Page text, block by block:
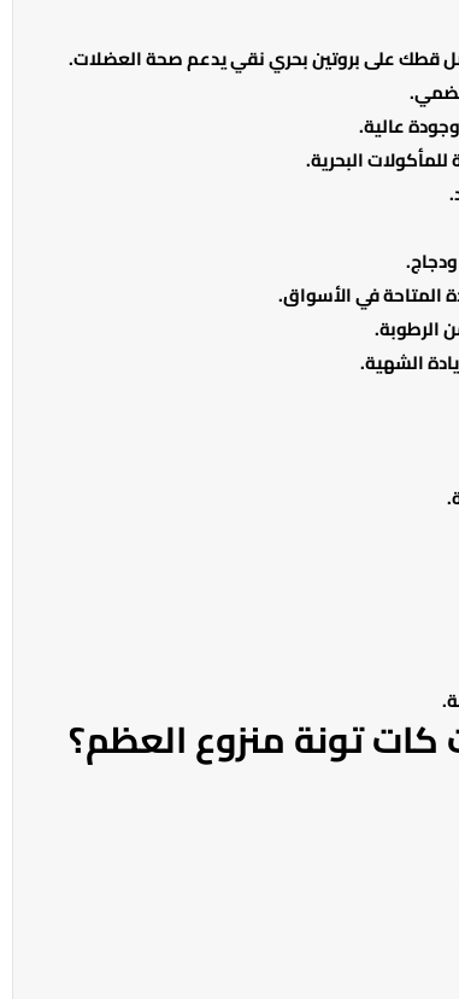
على بروتين بحري نقي يدعم صحة العضلات.
عالية.
البحرية.
المتاحة في الأسواق.
الرطوبة.
الشهية.
تونة منزوع العظم؟